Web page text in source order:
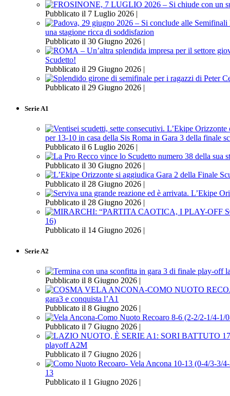
Pubblicato il 7 Luglio 2026 |
una stagione ricca di soddisfazion
Pubblicato il 30 Giugno 2026 |
Scudetto!
Pubblicato il 29 Giugno 2026 |
Pubblicato il 29 Giugno 2026 |
Serie A1
per 13-10 in casa della Sis Roma in Gara 3 della finale
Pubblicato il 6 Luglio 2026 |
Pubblicato il 30 Giugno 2026 |
Pubblicato il 28 Giugno 2026 |
Pubblicato il 28 Giugno 2026 |
16)
Pubblicato il 14 Giugno 2026 |
Serie A2
Pubblicato il 8 Giugno 2026 |
gara3 e conquista l’A1
Pubblicato il 8 Giugno 2026 |
Pubblicato il 7 Giugno 2026 |
playoff A2M
Pubblicato il 7 Giugno 2026 |
13
Pubblicato il 1 Giugno 2026 |